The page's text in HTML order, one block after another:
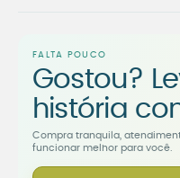
FALTA POUCO
Gostou?
história
Compra tranquila,
funcionar melhor para você.